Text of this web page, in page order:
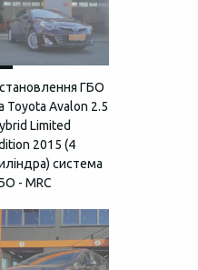
ГБО
Toyota Avalon 2.5
Limited
2015 (4
система
- MRC